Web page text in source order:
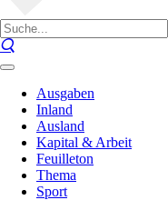
Ausgaben
Inland
Ausland
Kapital & Arbeit
Feuilleton
Thema
Sport